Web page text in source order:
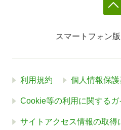
スマートフォン版
利用規約 個人情報保
Cookie等の利用に関するガ
サイトアクセス情報の取得